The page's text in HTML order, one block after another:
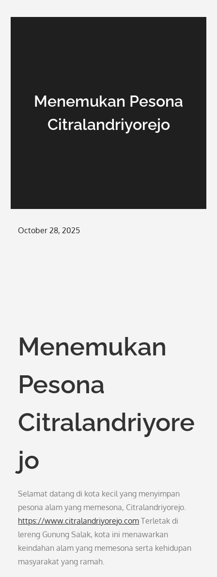
Menemukan Pesona
Citralandriyorejo
Posted
October 28, 2025
Menemukan
Pesona
Citralandriyore
jo
Selamat datang di kota kecil yang menyimpan
pesona alam yang memesona, Citralandriyorejo.
https://www.citralandriyorejo.com Terletak di
lereng Gunung Salak, kota ini menawarkan
keindahan alam yang memesona serta kehidupan
masyarakat yang ramah.